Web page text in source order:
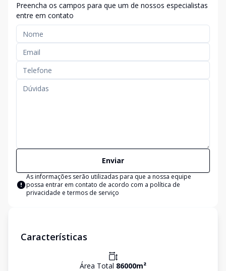
Preencha os campos para que um de nossos especialistas
entre em contato
Enviar
As informações serão utilizadas para que a nossa equipe
possa entrar em contato de acordo com a política de
privacidade e termos de serviço
Características
Área Total 86000m²